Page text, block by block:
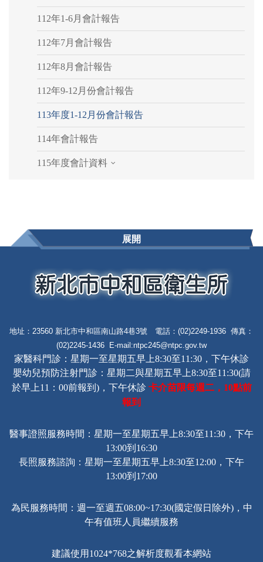
112年1-6月會計報告
112年7月會計報告
112年8月會計報告
112年9-12月份會計報告
113年度1-12月份會計報告
114年會計報告
115年度會計資料
展開
地址：23560 新北市中和區南山路4巷3號 電話：(02)2249-1936 傳真：
(02)2245-1436 E-mail:ntpc245@ntpc.gov.tw
家醫科門診：星期一至星期五早上8:30至11:30，下午休診
嬰幼兒預防注射門診：星期二與星期五早上8:30至11:30(請
於早上11：00前報到)，下午休診 卡介苗限每週二， 10點前
報到
醫事證照服務時間：星期一至星期五早上8:30至11:30，下午
13:00到16:30
長照服務諮詢 ：星期一至星期五早上8:30至12:00，下午
13:00到17:00
為民服務時間：週一至週五08:00~17:30(國定假日除外)，中
午有值班人員繼續服務
建議使用1024*768之解析度觀看本網站